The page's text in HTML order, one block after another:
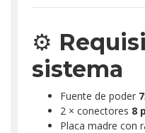
⚙️
sistema
Fuente de poder
2 × conectores 8
Placa madre con